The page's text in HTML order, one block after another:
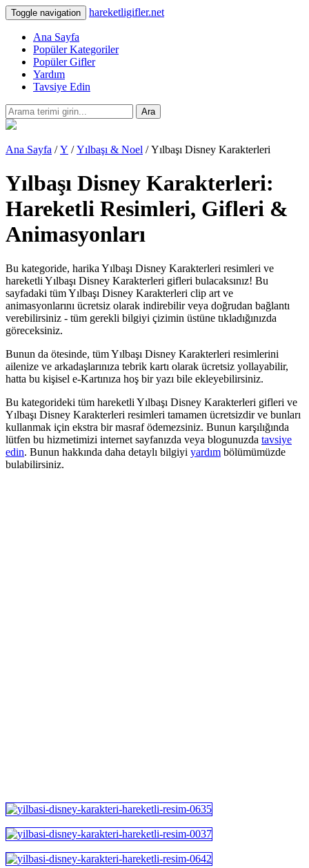
Toggle navigation hareketligifler.net
Ana Sayfa
Popüler Kategoriler
Popüler Gifler
Yardım
Tavsiye Edin
Ara
Ana Sayfa /Y /Yılbaşı & Noel / Yılbaşı Disney Karakterleri
Yılbaşı Disney Karakterleri:
Hareketli Resimleri, Gifleri &
Animasyonları
Bu kategoride, harika Yılbaşı Disney Karakterleri resimleri ve
hareketli Yılbaşı Disney Karakterleri gifleri bulacaksınız! Bu
sayfadaki tüm Yılbaşı Disney Karakterleri clip art ve
animasyonlarını ücretsiz olarak indirebilir veya doğrudan bağlantı
verebilirsiniz - tüm gerekli bilgiyi çizimin üstüne tıkladığınızda
göreceksiniz.
Bunun da ötesinde, tüm Yılbaşı Disney Karakterleri resimlerini
ailenize ve arkadaşlarınıza tebrik kartı olarak ücretsiz yollayabilir,
hatta bu kişisel e-Kartınıza hoş bir yazı bile ekleyebilirsiniz.
Bu kategorideki tüm hareketli Yılbaşı Disney Karakterleri gifleri ve
Yılbaşı Disney Karakterleri resimleri tamamen ücretsizdir ve bunları
kullanmak için ekstra bir masraf ödemezsiniz. Bunun karşılığında
lütfen bu hizmetimizi internet sayfanızda veya blogunuzda tavsiye
edin. Bunun hakkında daha detaylı bilgiyi yardım bölümümüzde
bulabilirsiniz.